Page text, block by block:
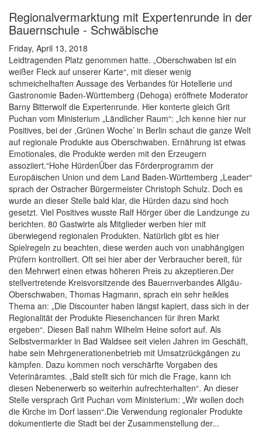
Regionalvermarktung mit Expertenrunde in der
Bauernschule - Schwäbische
Friday, April 13, 2018
Leidtragenden Platz genommen hatte. „Oberschwaben ist ein
weißer Fleck auf unserer Karte“, mit dieser wenig
schmeichelhaften Aussage des Verbandes für Hotellerie und
Gastronomie Baden-Württemberg (Dehoga) eröffnete Moderator
Barny Bitterwolf die Expertenrunde. Hier konterte gleich Grit
Puchan vom Ministerium „Ländlicher Raum“: „Ich kenne hier nur
Positives, bei der ,Grünen Woche’ in Berlin schaut die ganze Welt
auf regionale Produkte aus Oberschwaben. Ernährung ist etwas
Emotionales, die Produkte werden mit den Erzeugern
assoziiert.“Hohe HürdenÜber das Förderprogramm der
Europäischen Union und dem Land Baden-Württemberg „Leader“
sprach der Ostracher Bürgermeister Christoph Schulz. Doch es
wurde an dieser Stelle bald klar, die Hürden dazu sind hoch
gesetzt. Viel Positives wusste Ralf Hörger über die Landzunge zu
berichten. 80 Gastwirte als Mitglieder werben hier mit
überwiegend regionalen Produkten. Natürlich gibt es hier
Spielregeln zu beachten, diese werden auch von unabhängigen
Prüfern kontrolliert. Oft sei hier aber der Verbraucher bereit, für
den Mehrwert einen etwas höheren Preis zu akzeptieren.Der
stellvertretende Kreisvorsitzende des Bauernverbandes Allgäu-
Oberschwaben, Thomas Hagmann, sprach ein sehr heikles
Thema an: „Die Discounter haben längst kapiert, dass sich in der
Regionalität der Produkte Riesenchancen für ihren Markt
ergeben“. Diesen Ball nahm Wilhelm Heine sofort auf. Als
Selbstvermarkter in Bad Waldsee seit vielen Jahren im Geschäft,
habe sein Mehrgenerationenbetrieb mit Umsatzrückgängen zu
kämpfen. Dazu kommen noch verschärfte Vorgaben des
Veterinäramtes. „Bald stellt sich für mich die Frage, kann ich
diesen Nebenerwerb so weiterhin aufrechterhalten“. An dieser
Stelle versprach Grit Puchan vom Ministerium: „Wir wollen doch
die Kirche im Dorf lassen“.Die Verwendung regionaler Produkte
dokumentierte die Stadt bei der Zusammenstellung der...